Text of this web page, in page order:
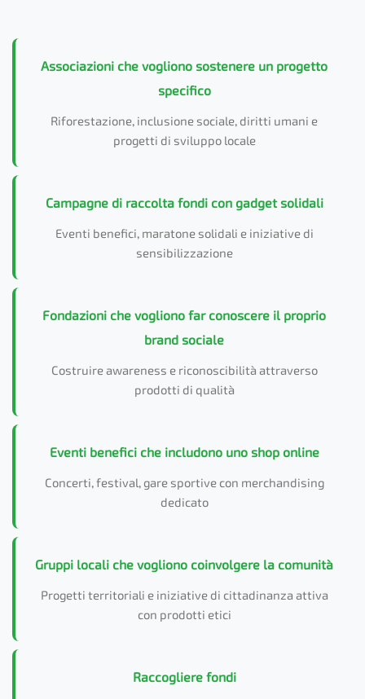
Associazioni che vogliono sostenere un progetto
specifico
Riforestazione, inclusione sociale, diritti umani e
progetti di sviluppo locale
Campagne di raccolta fondi con gadget solidali
Eventi benefici, maratone solidali e iniziative di
sensibilizzazione
Fondazioni che vogliono far conoscere il proprio
brand sociale
Costruire awareness e riconoscibilità attraverso
prodotti di qualità
Eventi benefici che includono uno shop online
Concerti, festival, gare sportive con merchandising
dedicato
Gruppi locali che vogliono coinvolgere la comunità
Progetti territoriali e iniziative di cittadinanza attiva
con prodotti etici
Raccogliere fondi